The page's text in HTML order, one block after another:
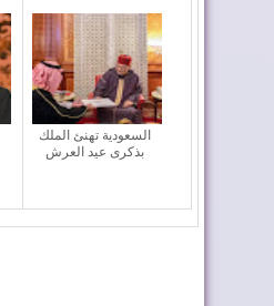
السعودية تهنئ الملك
بذكرى عيد العرش